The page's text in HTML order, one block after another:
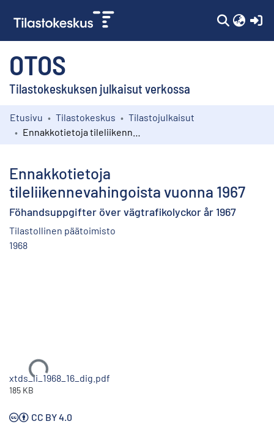
OTOS
Tilastokeskuksen julkaisut verkossa
Kokoelmat
Etusivu Tilastokeskus
Tilastojulkaisut
Ennakkotietoja
tileliikennevahingoista vuonna 1967
Föhandsuppgifter över vägtrafikolyckor år 1967
Tilastollinen päätoimisto
1968
Ladataan...
xtds_li_1968_16_dig.pdf
185 KB
CC BY 4.0